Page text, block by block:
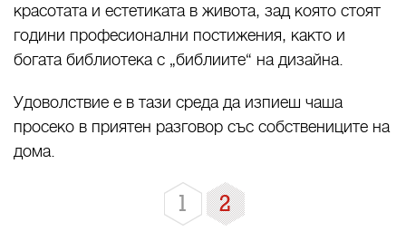
красотата и естетиката в живота, зад която стоят
години професионални постижения, както и
богата библиотека с „библиите“ на дизайна.
Удоволствие е в тази среда да изпиеш чаша
просеко в приятен разговор със собствениците на
дома.
1 2